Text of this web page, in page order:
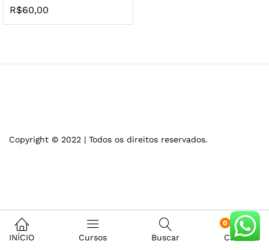
R$60,00
Copyright © 2022 | Todos os direitos reservados.
INÍCIO Cursos Buscar
0
Carrinho